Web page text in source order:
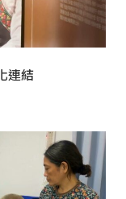
連結